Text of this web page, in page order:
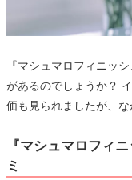
『マシュマロフィニッ
があるのでしょうか？
価も見られましたが、
『マシュマロフィ
ミ